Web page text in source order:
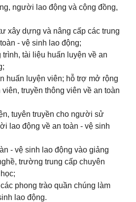
người lao động và cộng đồng,
xây dựng và nâng cấp các trung
- vệ sinh lao động;
tài liệu huấn luyện về an
huấn luyện viên; hỗ trợ mở rộng
truyền thông viên về an toàn
tuyên truyền cho người sử
lao động về an toàn - vệ sinh
- vệ sinh lao động vào giảng
trường trung cấp chuyên
phong trào quần chúng làm
lao động.